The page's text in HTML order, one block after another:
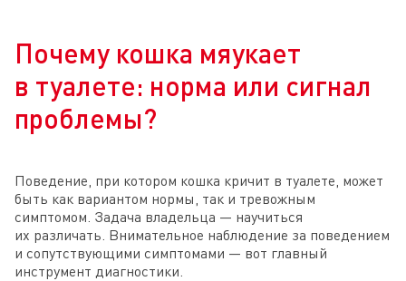
Почему кошка мяукает
в туалете: норма или сигнал
проблемы?
Поведение, при котором кошка кричит в туалете, может
быть как вариантом нормы, так и тревожным
симптомом. Задача владельца — научиться
их различать. Внимательное наблюдение за поведением
и сопутствующими симптомами — вот главный
инструмент диагностики.